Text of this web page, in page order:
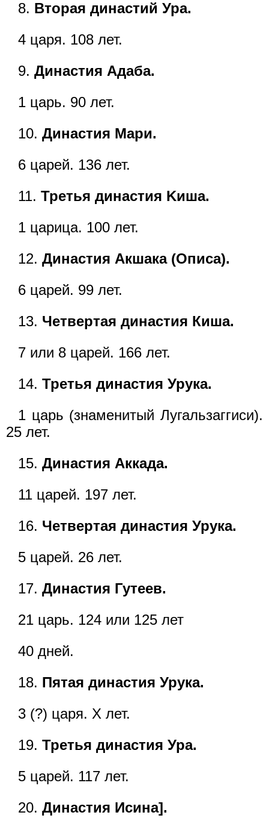
8. Вторая династий Ура.
4 царя. 108 лет.
9. Династия Адаба.
1 царь. 90 лет.
10. Династия Мари.
6 царей. 136 лет.
11. Третья династия Kиша.
1 царица. 100 лет.
12. Династия Акшака (Описа).
6 царей. 99 лет.
13. Четвертая династия Киша.
7 или 8 царей. 166 лет.
14. Третья династия Урука.
1 царь (знаменитый Лугальзаггиси).
25 лет.
15. Династия Аккада.
11 царей. 197 лет.
16. Четвертая династия Урука.
5 царей. 26 лет.
17. Династия Гутеев.
21 царь. 124 или 125 лет
40 дней.
18. Пятая династия Урука.
3 (?) царя. X лет.
19. Третья династия Ура.
5 царей. 117 лет.
20. Династия Исина].